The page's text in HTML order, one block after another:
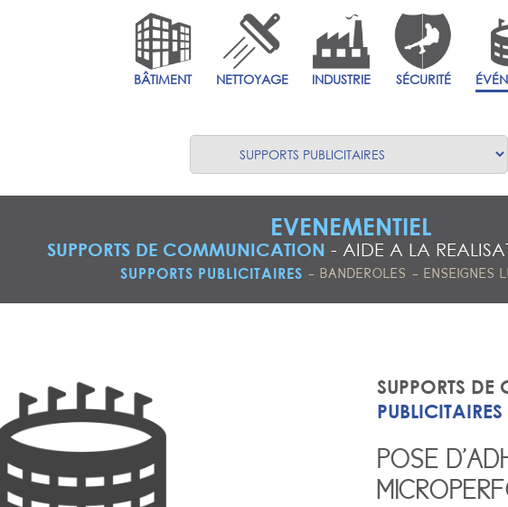
BÂTIMENT NETTOYAGE INDUSTRIE SÉCURITÉ
EVENEMENTIEL
SUPPORTS DE COMMUNICATION - AIDE A LA
SUPPORTS PUBLICITAIRES - BANDEROLES - ENSEIGNES
SUPPORTS
PUBLICITAIRES
POSE